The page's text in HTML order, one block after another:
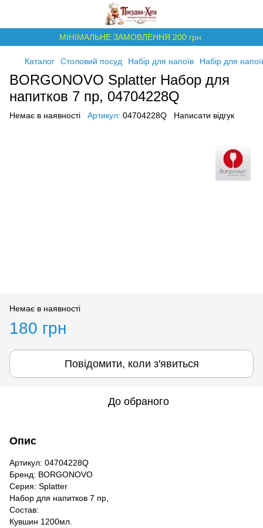
МІНІМАЛЬНЕ ЗАМОВЛЕННЯ 200 грн.
Каталог Столовий посуд Набір для напоїв Набір для
BORGONOVO Splatter Набор для
напитков 7 пр, 04704228Q
Немає в наявності Артикул: 04704228Q Написати відгук
Немає в наявності
180 грн
Повідомити, коли з'явиться
До обраного
Опис
Артикул: 04704228Q
Бренд: BORGONOVO
Серия: Splatter
Набор для напитков 7 пр,
Состав:
Кувшин 1200мл.